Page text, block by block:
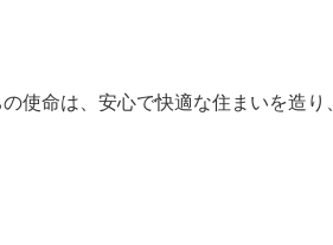
使命は、安心で快適な住まいを造り、